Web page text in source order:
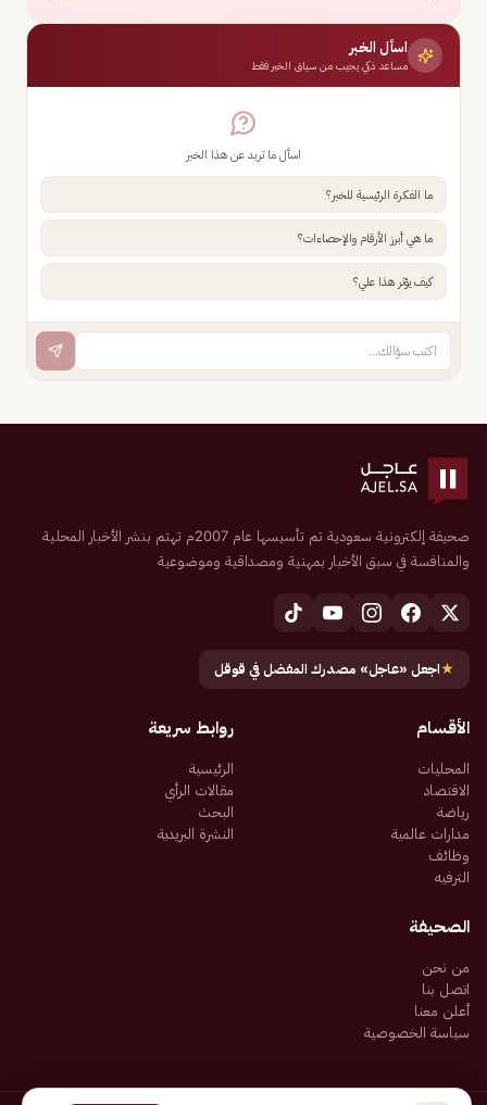
اسأل الخبر
مساعد ذكي يجيب من سياق الخبر فقط
اسأل ما تريد عن هذا الخبر
ما الفكرة الرئيسية للخبر؟
ما هي أبرز الأرقام والإحصاءات؟
كيف يؤثر هذا علي؟
صحيفة إلكترونية سعودية تم تأسيسها عام 2007م تهتم بنشر الأخبار المحلية
والمنافسة في سبق الأخبار بمهنية ومصداقية وموضوعية
★اجعل «عاجل» مصدرك المفضل في قوقل
الأقسام
المحليات
الاقتصاد
رياضة
مدارات عالمية
وظائف
الترفيه
روابط سريعة
الرئيسية
مقالات الرأي
البحث
النشرة البريدية
الصحيفة
من نحن
اتصل بنا
أعلن معنا
سياسة الخصوصية